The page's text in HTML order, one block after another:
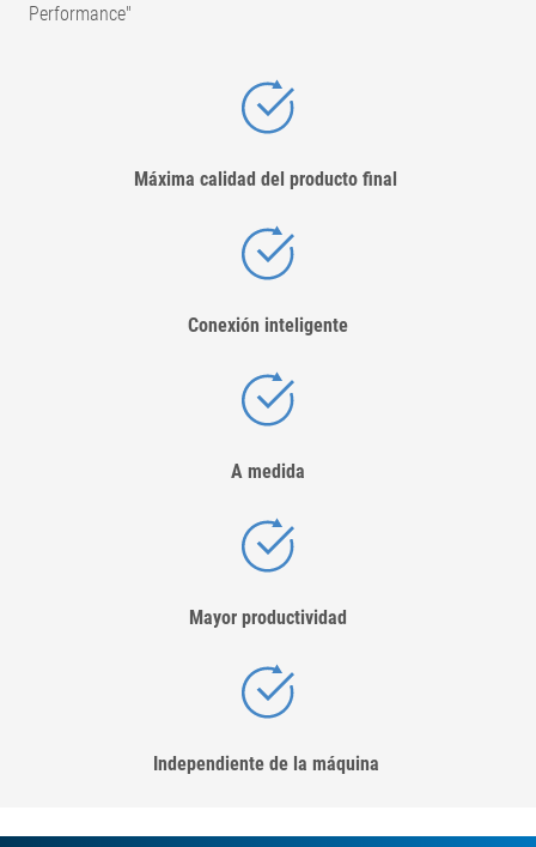
Performance"
Máxima calidad del producto final
Conexión inteligente
A medida
Mayor productividad
Independiente de la máquina